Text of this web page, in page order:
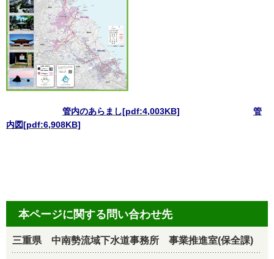
管内のあらまし[pdf:4,003KB]
管
内図[pdf:6,908KB]
本ページに関する問い合わせ先
三重県 中南勢流域下水道事務所 事業推進室(保全課)